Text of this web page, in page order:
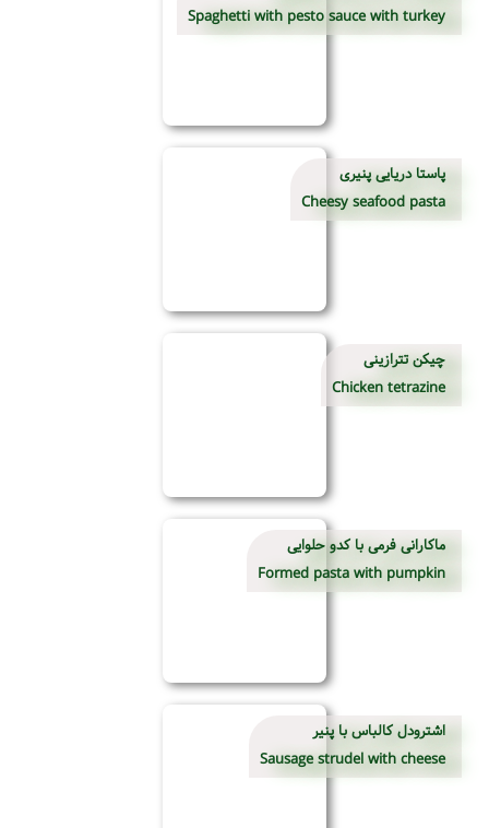
Spaghetti with pesto sauce with turkey
پاستا دریایی پنیری
Cheesy seafood pasta
چیکن تترازینی
Chicken tetrazine
ماکارانی فرمی با کدو حلوایی
Formed pasta with pumpkin
اشترودل کالباس با پنیر
Sausage strudel with cheese